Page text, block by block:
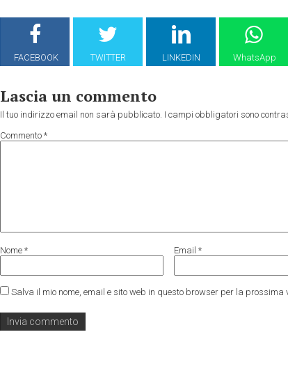
FACEBOOK TWITTER LINKEDIN WhatsApp
Lascia un commento
Il tuo indirizzo email non sarà pubblicato. I campi obbligatori sono
Commento *
Nome * Email *
Salva il mio nome, email e sito web in questo browser per la prossima